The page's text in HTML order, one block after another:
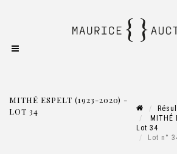
MITHÉ ESPELT (1923-2020) -
LOT 34
MITHÉ
Lot 34
Lot n°